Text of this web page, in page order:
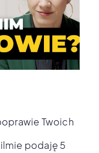
Twoich
podaję 5